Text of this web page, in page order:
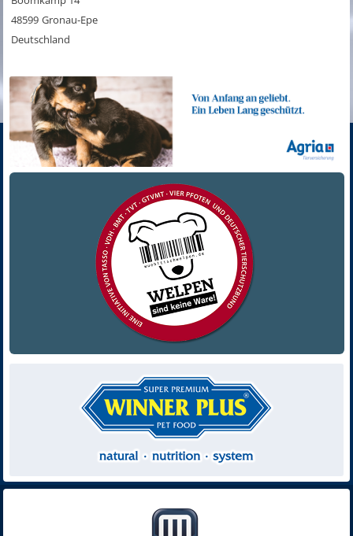
48599 Gronau-Epe
Deutschland